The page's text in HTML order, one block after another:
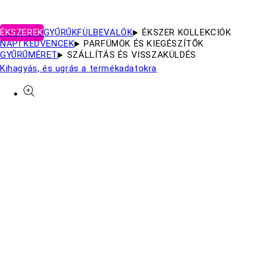
ÉKSZEREKGYŰRŰKFÜLBEVALÓK
ÉKSZER KOLLEKCIÓK
NAPI KEDVENCEK
PARFÜMÖK ÉS KIEGÉSZÍTŐK
GYŰRŰMÉRET
SZÁLLÍTÁS ÉS VISSZAKÜLDÉS
Kihagyás, és ugrás a termékadatokra